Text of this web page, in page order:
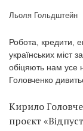
EN
RU
Льоля Гольдштейн
Робота, кредити,
українських міст
обіцяють нам усе
Головченко
Кирило
проєкт